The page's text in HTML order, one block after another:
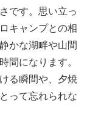
です。思い立っ
キャンプとの相
かな湖畔や山間
間になります。
る瞬間や、夕焼
って忘れられな